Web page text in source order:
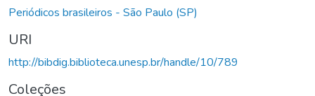
Periódicos brasileiros - São Paulo (SP)
URI
http://bibdig.biblioteca.unesp.br/handle/10/789
Coleções